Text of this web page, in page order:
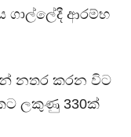
ගාල්ලේදී ආරම්භ
නතර කරන විට
ලකුණු 330ක්